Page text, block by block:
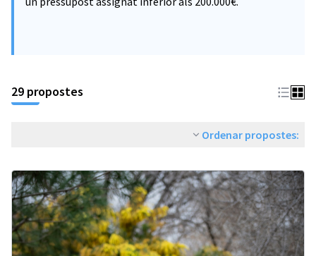
29 propostes
Ordenar propostes: